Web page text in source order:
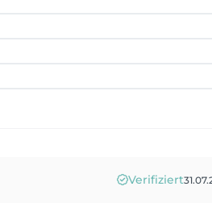
Verifiziert